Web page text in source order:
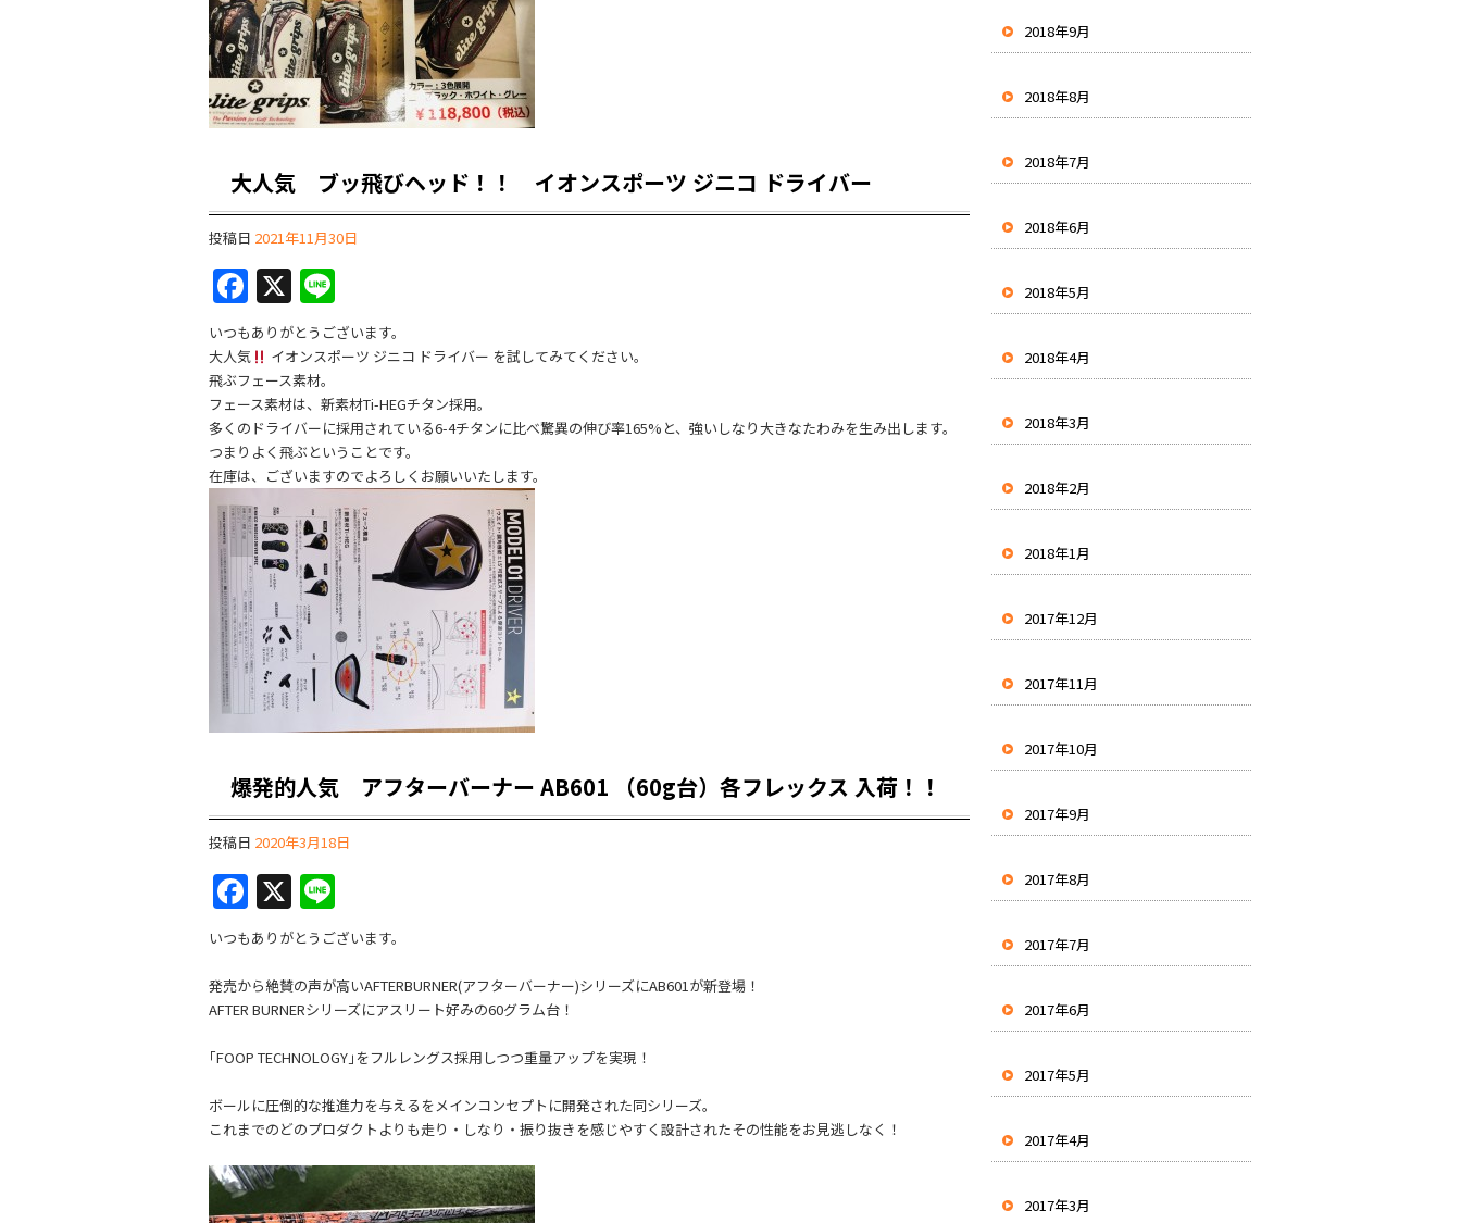
大人気 ブッ飛びヘッド！！ イオンスポーツ ジニコ ドライバー
投稿日 2021年11月30日
F
a
c
e
b
o
o
k
X
n
e
いつもありがとうございます。
大人気
イオンスポーツ ジニコ ドライバー を試してみてください。
飛ぶフェース素材。
フェース素材は、新素材Ti-HEGチタン採用。
多くのドライバーに採用されている6-4チタンに比べ驚異の伸び率165%と、強いしなり大きなたわみを生み出します。
つまりよく飛ぶということです。
在庫は、ございますのでよろしくお願いいたします。
爆発的人気 アフターバーナー AB601 （60g台）各フレックス 入荷！！
投稿日 2020年3月18日
F
a
c
e
b
o
o
k
X
n
e
いつもありがとうございます。
発売から絶賛の声が高いAFTERBURNER(アフターバーナー)シリーズにAB601が新登場！
AFTER BURNERシリーズにアスリート好みの60グラム台！
｢FOOP TECHNOLOGY｣をフルレングス採用しつつ重量アップを実現！
ボールに圧倒的な推進力を与えるをメインコンセプトに開発された同シリーズ。
これまでのどのプロダクトよりも走り・しなり・振り抜きを感じやすく設計されたその性能をお見逃しなく！
2018年9月
2018年8月
2018年7月
2018年6月
2018年5月
2018年4月
2018年3月
2018年2月
2018年1月
2017年12月
2017年11月
2017年10月
2017年9月
2017年8月
2017年7月
2017年6月
2017年5月
2017年4月
2017年3月